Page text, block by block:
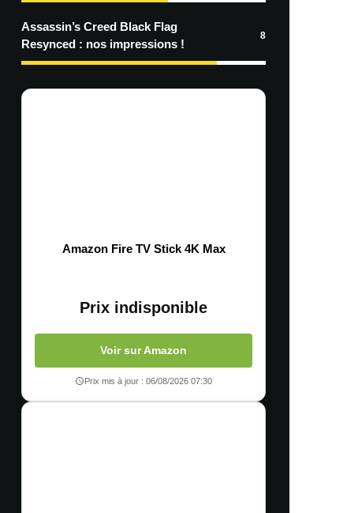
Assassin’s Creed Black Flag
Resynced : nos impressions !
8
Amazon Fire TV Stick 4K Max
Prix indisponible
Voir sur Amazon
Prix mis à jour : 06/08/2026 07:30